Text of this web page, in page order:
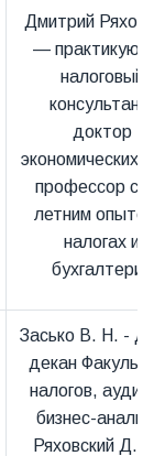
Дмитрий
—
налоговый
консультант,
доктор
экономических
профессор с
летним
налогах и
бухгалтерии
Засько В. Н. -
декан
налогов,
бизнес-
Ряховский Д.